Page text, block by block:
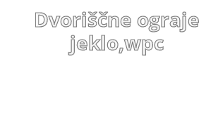
Dvoriščne ograje
jeklo,wpc